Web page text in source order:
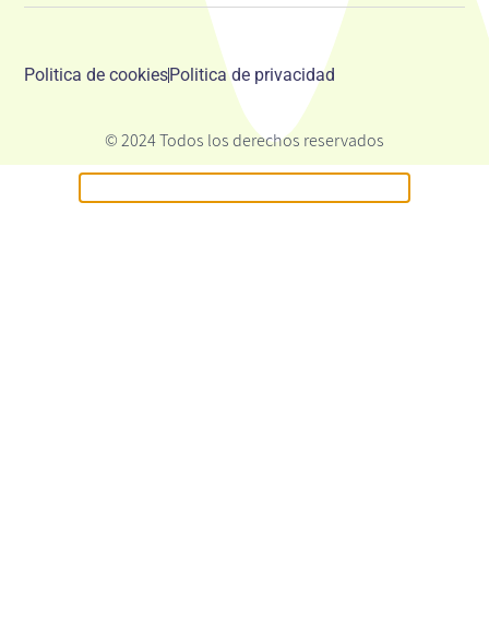
Politica de cookiesPolitica de privacidad
© 2024 Todos los derechos reservados